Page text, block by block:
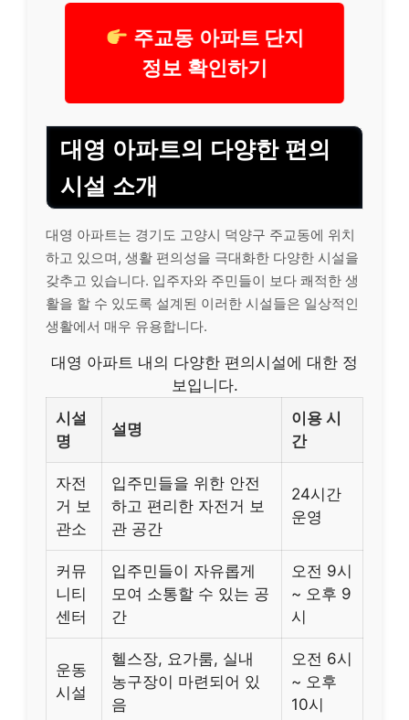
주교동 아파트 단지
정보 확인하기
대영 아파트의 다양한 편의
시설 소개
대영 아파트는 경기도 고양시 덕양구 주교동에 위치
하고 있으며, 생활 편의성을 극대화한 다양한 시설을
갖추고 있습니다. 입주자와 주민들이 보다 쾌적한 생
활을 할 수 있도록 설계된 이러한 시설들은 일상적인
생활에서 매우 유용합니다.
대영 아파트 내의 다양한 편의시설에 대한 정
보입니다.
시설
명
설명
이용 시
간
자전
거 보
관소
입주민들을 위한 안전
하고 편리한 자전거 보
관 공간
24시간
운영
커뮤
니티
센터
입주민들이 자유롭게
모여 소통할 수 있는 공
간
오전 9시
~ 오후 9
시
운동
시설
헬스장, 요가룸, 실내
농구장이 마련되어 있
음
오전 6시
~ 오후
10시